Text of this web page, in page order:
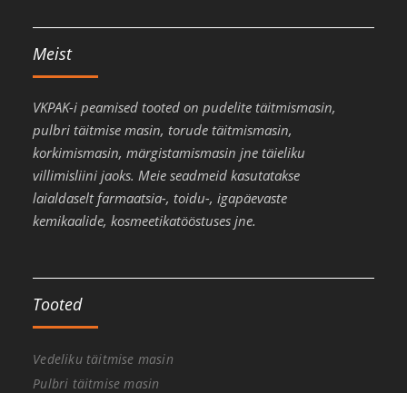
Meist
VKPAK-i peamised tooted on pudelite täitmismasin,
pulbri täitmise masin, torude täitmismasin,
korkimismasin, märgistamismasin jne täieliku
villimisliini jaoks. Meie seadmeid kasutatakse
laialdaselt farmaatsia-, toidu-, igapäevaste
kemikaalide, kosmeetikatööstuses jne.
Tooted
Vedeliku täitmise masin
Pulbri täitmise masin